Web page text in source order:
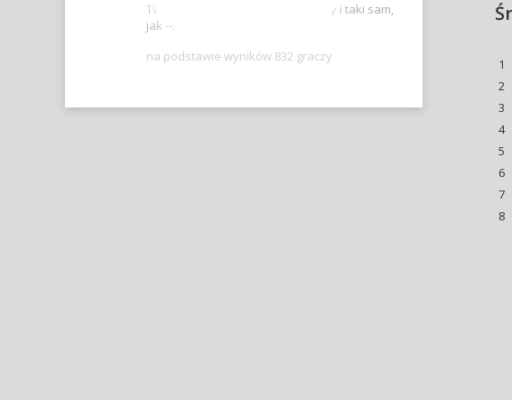
Twój wynik jest lepszy, niż -- graczy i taki sam,
jak --.
na podstawie wyników 832 graczy
1
2
3
4
5
6
7
8